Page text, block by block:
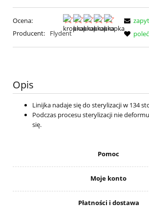
Ocena:
Producent:
Flydent
Opis
Linijka nadaje się do sterylizacji w 134
Podczas procesu sterylizacji nie
się.
Pomoc
Moje konto
Płatności i dostawa